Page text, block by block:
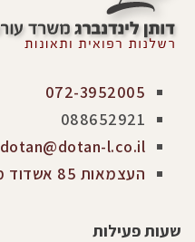
072-3952005
088652921
dotan@dotan-l.co.il
העצמאות 85 אשדוד מרכז פרימק
שעות פעילות